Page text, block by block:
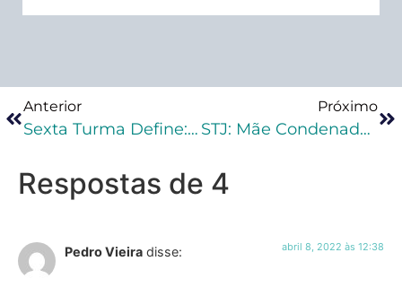
Anterior
Sexta Turma Define: Quebra Da Cadeia De Custódia Não Gera Nulidade Obrigatória Da Prova
Próximo
STJ: Mãe Condenada Por Omissão Em Estupro Da Filha Não Pode Ter A Pena Aumentada Pelo Parentesco
Respostas de 4
Pedro Vieira disse: abril 8, 2022 às 12:38